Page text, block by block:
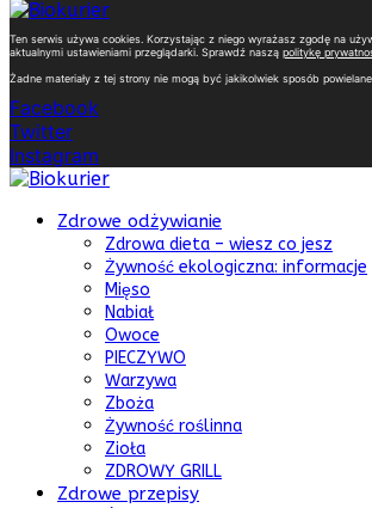
Ten serwis używa cookies. Korzystając z niego wyrażasz zgodę na
aktualnymi ustawieniami przeglądarki. Sprawdź naszą politykę
Żadne materiały z tej strony nie mogą być jakikolwiek sposób
Facebook
Twitter
Instagram
Zdrowe odżywianie
Zdrowa dieta – wiesz co jesz
Żywność ekologiczna: informacje
Mięso
Nabiał
Owoce
PIECZYWO
Warzywa
Zboża
Żywność roślinna
Zioła
ZDROWY GRILL
Zdrowe przepisy